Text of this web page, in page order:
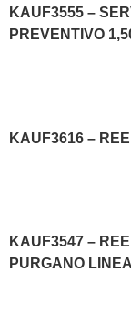
KAUF3555 –
PREVENTIVO
KAUF3616 –
KAUF3547 –
PURGANO